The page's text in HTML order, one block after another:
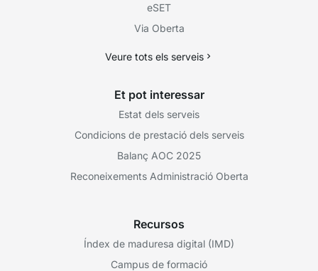
eSET
Via Oberta
Veure tots els serveis
Et pot interessar
Estat dels serveis
Condicions de prestació dels serveis
Balanç AOC 2025
Reconeixements Administració Oberta
Recursos
Índex de maduresa digital (IMD)
Campus de formació